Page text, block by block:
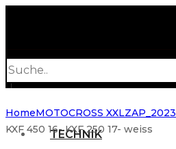
search
TECHNIK
HomeMOTOCROSS XXLZAP_2023
KXF 450 16- KXF 250 17- weiss